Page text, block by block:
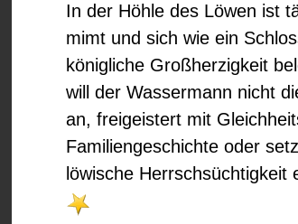
In der Höhle des Löwen ist
mimt und sich wie ein
königliche Großherzigkeit
will der Wassermann nicht
an, freigeistert mit
Familiengeschichte oder
löwische Herrschsüchtigkeit